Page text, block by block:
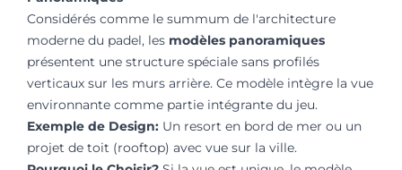
Considérés comme le summum de l'architecture
moderne du padel, les modèles panoramiques
présentent une structure spéciale sans profilés
verticaux sur les murs arrière. Ce modèle intègre la vue
environnante comme partie intégrante du jeu.
Exemple de Design: Un resort en bord de mer ou un
projet de toit (rooftop) avec vue sur la ville.